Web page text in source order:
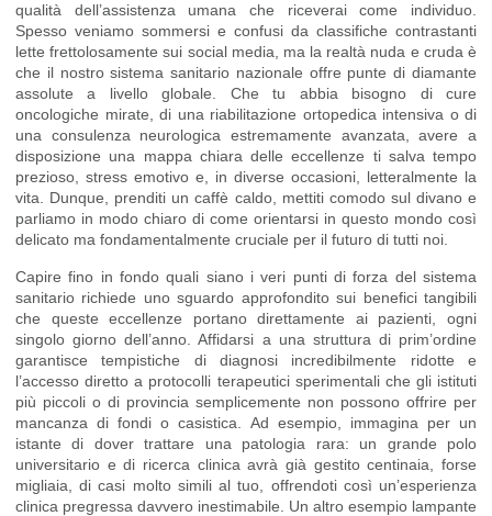
qualità dell’assistenza umana che riceverai come individuo.
Spesso veniamo sommersi e confusi da classifiche contrastanti
lette frettolosamente sui social media, ma la realtà nuda e cruda è
che il nostro sistema sanitario nazionale offre punte di diamante
assolute a livello globale. Che tu abbia bisogno di cure
oncologiche mirate, di una riabilitazione ortopedica intensiva o di
una consulenza neurologica estremamente avanzata, avere a
disposizione una mappa chiara delle eccellenze ti salva tempo
prezioso, stress emotivo e, in diverse occasioni, letteralmente la
vita. Dunque, prenditi un caffè caldo, mettiti comodo sul divano e
parliamo in modo chiaro di come orientarsi in questo mondo così
delicato ma fondamentalmente cruciale per il futuro di tutti noi.
Capire fino in fondo quali siano i veri punti di forza del sistema
sanitario richiede uno sguardo approfondito sui benefici tangibili
che queste eccellenze portano direttamente ai pazienti, ogni
singolo giorno dell’anno. Affidarsi a una struttura di prim’ordine
garantisce tempistiche di diagnosi incredibilmente ridotte e
l’accesso diretto a protocolli terapeutici sperimentali che gli istituti
più piccoli o di provincia semplicemente non possono offrire per
mancanza di fondi o casistica. Ad esempio, immagina per un
istante di dover trattare una patologia rara: un grande polo
universitario e di ricerca clinica avrà già gestito centinaia, forse
migliaia, di casi molto simili al tuo, offrendoti così un’esperienza
clinica pregressa davvero inestimabile. Un altro esempio lampante